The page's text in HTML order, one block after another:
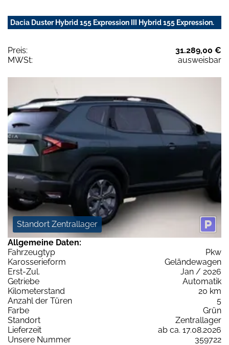
Dacia Duster Hybrid 155 Expression III Hybrid 155 Expression.
Preis:
31.289,00 €
MWSt:
ausweisbar
Standort Zentrallager
Allgemeine Daten:
Fahrzeugtyp
Pkw
Karosserieform
Geländewagen
Erst-Zul.
Jan / 2026
Getriebe
Automatik
Kilometerstand
20 km
Anzahl der Türen
5
Farbe
Grün
Standort
Zentrallager
Lieferzeit
ab ca. 17.08.2026
Unsere Nummer
359722